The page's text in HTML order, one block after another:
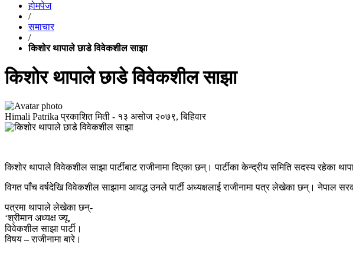
होमपेज
/
समाचार
/
किशोर थापाले छाडे विवेकशील साझा
किशोर थापाले छाडे विवेकशील साझा
Himali Patrika प्रकाशित मिती - १३ असोज २०७९, बिहिवार
किशोर थापाले विवेकशील साझा पार्टीबाट राजीनामा दिएका छन्। पार्टीका केन्द्रीय समिति सदस्य रहेका
विगत पाँच वर्षदेखि विवेकशील साझामा आवद्ध उनले पार्टी अध्यक्षलाई राजीनामा पत्र लेखेका छन्। नेपाल
पत्रमा थापाले लेखेका छन्-
‘श्रीमान अध्यक्ष ज्यू,
विवेकशील साझा पार्टी।
विषय – राजीनामा बारे।